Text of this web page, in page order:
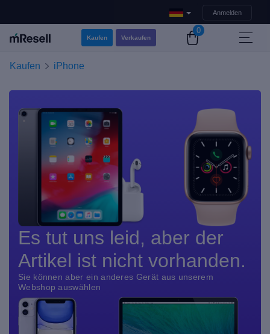
Anmelden
Kaufen Verkaufen
0
Kaufen iPhone
Es tut uns leid, aber der
Artikel ist nicht vorhanden.
Sie können aber ein anderes Gerät aus unserem
Webshop auswählen